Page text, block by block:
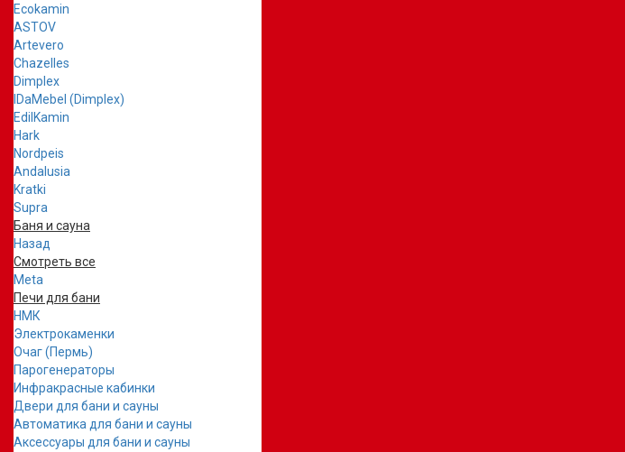
Ecokamin
ASTOV
Artevero
Chazelles
Dimplex
IDaMebel (Dimplex)
EdilKamin
Hark
Nordpeis
Andalusia
Kratki
Supra
Баня и сауна
Назад
Смотреть все
Meta
Печи для бани
НМК
Электрокаменки
Очаг (Пермь)
Парогенераторы
Инфракрасные кабинки
Двери для бани и сауны
Автоматика для бани и сауны
Аксессуары для бани и сауны